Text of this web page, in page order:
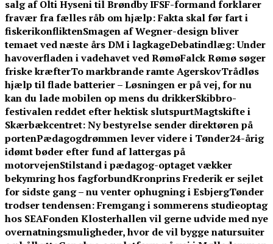
salg af Olti Hyseni til Brøndby IFSF-formand forklarer
fravær fra fælles råb om hjælp: Fakta skal før fart i
fiskerikonfliktenSmagen af Wegner-design bliver
temaet ved næste års DM i lagkageDebatindlæg: Under
havoverfladen i vadehavet ved RømøFalck Rømø søger
friske kræfterTo markbrande ramte AgerskovTrådløs
hjælp til flade batterier – Løsningen er på vej, for nu
kan du lade mobilen op mens du drikkerSkibbro-
festivalen reddet efter hektisk slutspurtMagtskifte i
Skærbækcentret: Ny bestyrelse sender direktøren på
portenPædagogdrømmen lever videre i Tønder24-årig
idømt bøder efter fund af lattergas på
motorvejenStilstand i pædagog-optaget vækker
bekymring hos fagforbundKronprins Frederik er sejlet
for sidste gang – nu venter ophugning i EsbjergTønder
trodser tendensen: Fremgang i sommerens studieoptag
hos SEAFonden Klosterhallen vil gerne udvide med nye
overnatningsmuligheder, hvor de vil bygge natursuiter